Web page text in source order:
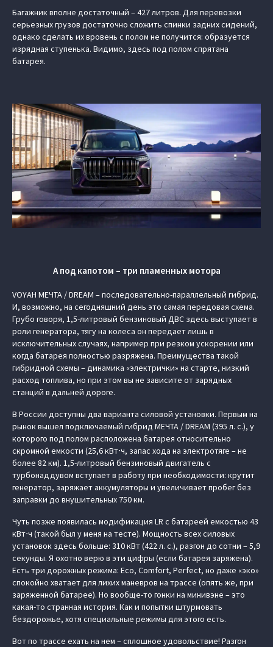
Багажник вполне достаточный – 427 литров. Для перевозки
серьезных грузов достаточно сложить спинки задних сидений,
однако сделать их вровень с полом не получится: образуется
изрядная ступенька. Видимо, здесь под полом спрятана
батарея.
А под капотом – три пламенных мотора
VOYAH МЕЧТА / DREAM – последовательно-параллельный гибрид.
И, возможно, на сегодняшний день это самая передовая схема.
Грубо говоря, 1,5-литровый бензиновый ДВС здесь выступает в
роли генератора, тягу на колеса он передает лишь в
исключительных случаях, например при резком ускорении или
когда батарея полностью разряжена. Преимущества такой
гибридной схемы – динамика «электрички» на старте, низкий
расход топлива, но при этом вы не зависите от зарядных
станций в дальней дороге.
В России доступны два варианта силовой установки. Первым на
рынок вышел подключаемый гибрид МЕЧТА / DREAM (395 л. с.), у
которого под полом расположена батарея относительно
скромной емкости (25,6 кВт⋅ч, запас хода на электротяге – не
более 82 км). 1,5-литровый бензиновый двигатель с
турбонаддувом вступает в работу при необходимости: крутит
генератор, заряжает аккумуляторы и увеличивает пробег без
заправки до внушительных 750 км.
Чуть позже появилась модификация LR с батареей емкостью 43
кВт⋅ч (такой был у меня на тесте). Мощность всех силовых
установок здесь больше: 310 кВт (422 л. с.), разгон до сотни – 5,9
секунды. Я охотно верю в эти цифры (если батарея заряжена).
Есть три дорожных режима: Eco, Comfort, Perfect, но даже «‎эко»
спокойно хватает для лихих маневров на трассе (опять же, при
заряженной батарее). Но вообще-то гонки на минивэне – это
какая-то странная история. Как и попытки штурмовать
бездорожье, хотя специальные режимы для этого есть.
Вот по трассе ехать на нем – сплошное удовольствие! Разгон